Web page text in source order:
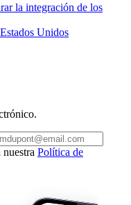
la integración de los
Unidos
Política de